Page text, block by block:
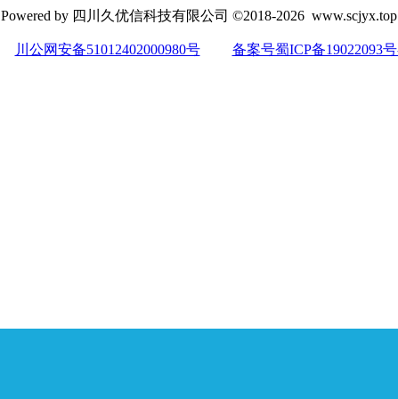
Powered by 四川久优信科技有限公司 ©2018-2026 www.scjyx.top
川公网安备51012402000980号 备案号蜀ICP备19022093